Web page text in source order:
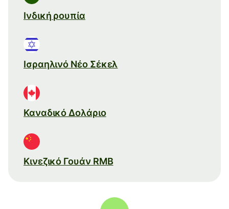
Ινδική ρουπία
Ισραηλινό Νέο Σέκελ
Καναδικό Δολάριο
Κινεζικό Γουάν RMB